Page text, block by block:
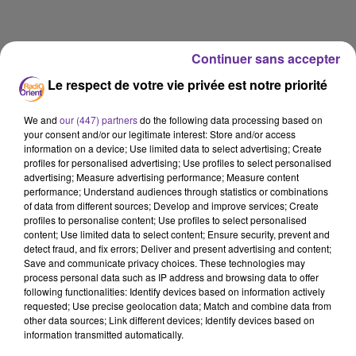
Rencontres (FR)
9 janvier 2021 - 3 min 21 sec
Le respect de votre vie privée est notre priorité
We and our (447) partnersdo the following data processing based on
your consent and/or our legitimate interest: Store and/or access
information on a device; Use limited data to select advertising; Create
profiles for personalised advertising; Use profiles to select personalised
advertising; Measure advertising performance; Measure content
performance; Understand audiences through statistics or combinations
of data from different sources; Develop and improve services; Create
profiles to personalise content; Use profiles to select personalised
content; Use limited data to select content; Ensure security, prevent and
detect fraud, and fix errors; Deliver and present advertising and content;
Save and communicate privacy choices. These technologies may
process personal data such as IP address and browsing data to offer
following functionalities: Identify devices based on information actively
requested; Use precise geolocation data; Match and combine data from
other data sources; Link different devices; Identify devices based on
information transmitted automatically.
Continuer sans accepter